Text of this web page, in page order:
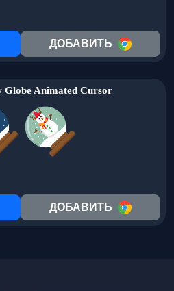
ДОБАВИТЬ
Globe Animated Cursor
ДОБАВИТЬ